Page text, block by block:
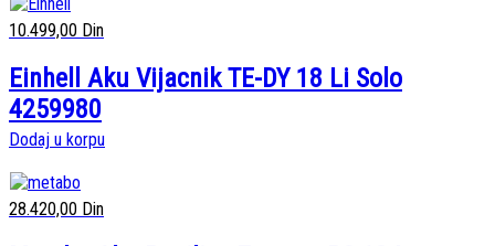
10.499,00 Din
Einhell Aku Vijacnik TE-DY 18 Li Solo
4259980
Dodaj u korpu
28.420,00 Din